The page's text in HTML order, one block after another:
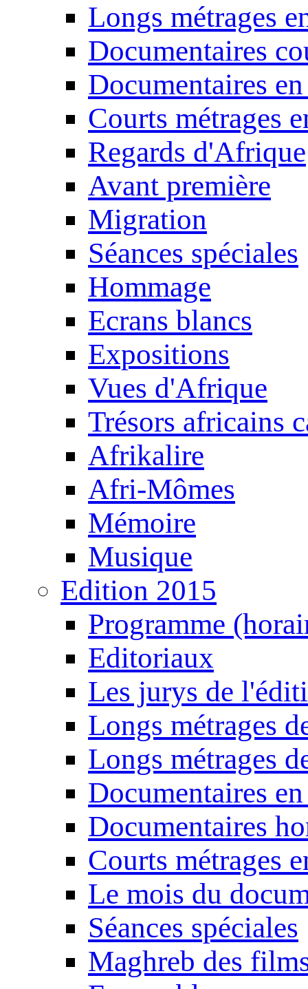
Longs métrages
Documentaires
Documentaires
Courts métrages
Regards d'Afrique
Avant première
Migration
Séances spéciales
Hommage
Ecrans blancs
Expositions
Vues d'Afrique
Trésors africains
Afrikalire
Afri-Mômes
Mémoire
Musique
Edition 2015
Programme
Editoriaux
Les jurys de
Longs métrages
Longs métrages
Documentaires
Documentaires
Courts métrages
Le mois du
Séances spéciales
Maghreb des